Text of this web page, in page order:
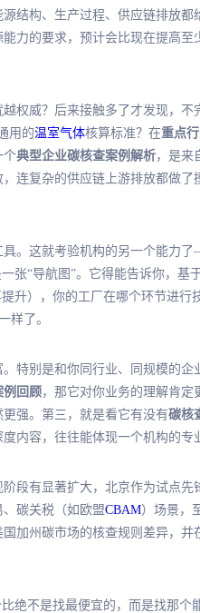
结构、生产过程、供应链排放都
力的要求，预计会比现在提高至
权威？后来接触多了才发现，不
用的温室气体核算标准？在重点
个典型企业碳核查案例解析，是来
连复杂的供应链上游排放都做了
具。这就考验机构的另一个能力
张“导航图”。它得能告诉你，基
升），你的工厂在哪个环节进行
样了。
。特别是和你同行业、同规模的企
例回顾，那它对你业务的理解肯定
强。第三，就是看它有没有碳核
内容，往往能体现一个机构的专
段有显著扩大，北京作为试点先
碳关税（如欧盟CBAM）场景，
加州碳市场的核查规则差异，并
绝不是找最便宜的，而是找那个